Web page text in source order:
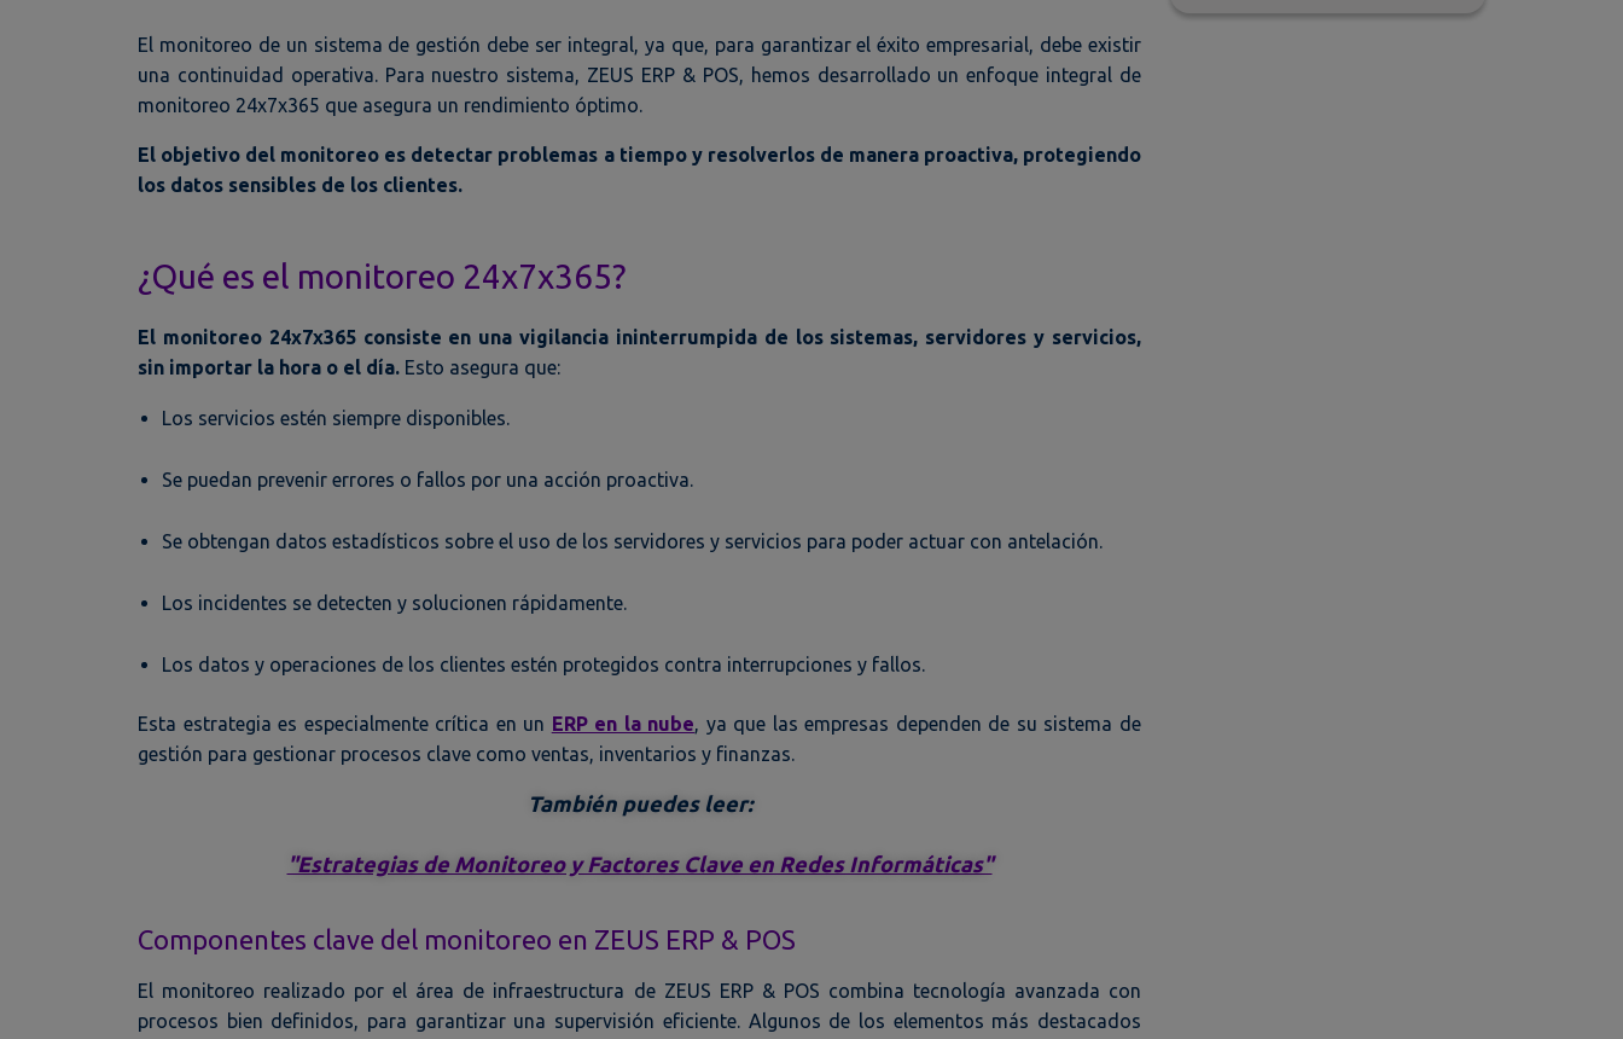
El monitoreo de un sistema de gestión debe ser integral, ya que, para garantizar el éxito empresarial, debe existir
una continuidad operativa. Para nuestro sistema, ZEUS ERP & POS, hemos desarrollado un enfoque integral de
monitoreo 24x7x365 que asegura un rendimiento óptimo.
El objetivo del monitoreo es detectar problemas a tiempo y resolverlos de manera proactiva, protegiendo
los datos sensibles de los clientes.
¿Qué es el monitoreo 24x7x365?
El monitoreo 24x7x365 consiste en una vigilancia ininterrumpida de los sistemas, servidores y servicios,
sin importar la hora o el día. Esto asegura que:
Los servicios estén siempre disponibles.
Se puedan prevenir errores o fallos por una acción proactiva.
Se obtengan datos estadísticos sobre el uso de los servidores y servicios para poder actuar con antelación.
Los incidentes se detecten y solucionen rápidamente.
Los datos y operaciones de los clientes estén protegidos contra interrupciones y fallos.
Esta estrategia es especialmente crítica en un ERP en la nube, ya que las empresas dependen de su sistema de
gestión para gestionar procesos clave como ventas, inventarios y finanzas.
También puedes leer:
"Estrategias de Monitoreo y Factores Clave en Redes Informáticas"
Componentes clave del monitoreo en ZEUS ERP & POS
El monitoreo realizado por el área de infraestructura de ZEUS ERP & POS combina tecnología avanzada con
procesos bien definidos, para garantizar una supervisión eficiente. Algunos de los elementos más destacados